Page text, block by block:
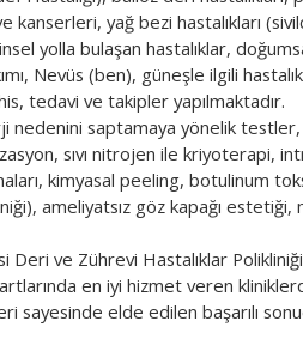
yağ bezi hastalıkları
yolla bulaşan hastalıklar,
Nevüs (ben), güneşle ilgili
tedavi ve takipler yapılmaktadır.
nedenini saptamaya yönelik
sıvı nitrojen ile kriyoterapi,
kimyasal peeling, botulinum
ameliyatsız göz kapağı
Deri ve Zührevi Hastalıklar
en iyi hizmet veren
sayesinde elde edilen başarılı